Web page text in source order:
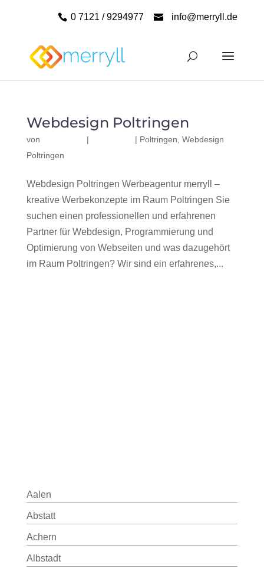
0 7121 / 9294977 info@merryll.de
Webdesign Poltringen
von | | Poltringen Webdesign
Poltringen
Webdesign Poltringen Werbeagentur merryll –
kreative Werbekonzepte im Raum Poltringen Sie
suchen einen professionellen und erfahrenen
Partner für Webdesign, Programmierung und
Optimierung von Webseiten und was dazugehört
im Raum Poltringen? Wir sind ein erfahrenes,...
Aalen
Abstatt
Achern
Albstadt